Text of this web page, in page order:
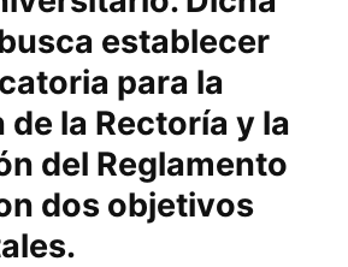
establecer
para la
la Rectoría y la
del Reglamento
dos objetivos